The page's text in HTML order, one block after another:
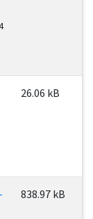
26.06 kB
838.97 kB